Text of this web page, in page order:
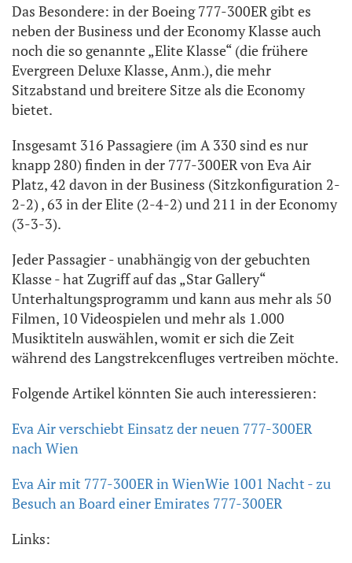
Das Besondere: in der Boeing 777-300ER gibt es
neben der Business und der Economy Klasse auch
noch die so genannte „Elite Klasse“ (die frühere
Evergreen Deluxe Klasse, Anm.), die mehr
Sitzabstand und breitere Sitze als die Economy
bietet.
Insgesamt 316 Passagiere (im A 330 sind es nur
knapp 280) finden in der 777-300ER von Eva Air
Platz, 42 davon in der Business (Sitzkonfiguration 2-
2-2) , 63 in der Elite (2-4-2) und 211 in der Economy
(3-3-3).
Jeder Passagier - unabhängig von der gebuchten
Klasse - hat Zugriff auf das „Star Gallery“
Unterhaltungsprogramm und kann aus mehr als 50
Filmen, 10 Videospielen und mehr als 1.000
Musiktiteln auswählen, womit er sich die Zeit
während des Langstrekcenfluges vertreiben möchte.
Folgende Artikel könnten Sie auch interessieren:
Eva Air verschiebt Einsatz der neuen 777-300ER
nach Wien
Eva Air mit 777-300ER in WienWie 1001 Nacht - zu
Besuch an Board einer Emirates 777-300ER
Links: